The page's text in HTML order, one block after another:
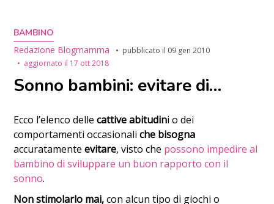
BAMBINO
Redazione Blogmamma
pubblicato il 09 gen 2010
aggiornato il 17 ott 2018
Sonno bambini: evitare di…
Ecco l’elenco dellecattive abitudini o dei
comportamenti occasionaliche bisogna
accuratamenteevitare, visto che possono impedire al
bambino di sviluppare un buon rapporto con il
sonno.
Non stimolarlo mai,con alcun tipo di giochi o